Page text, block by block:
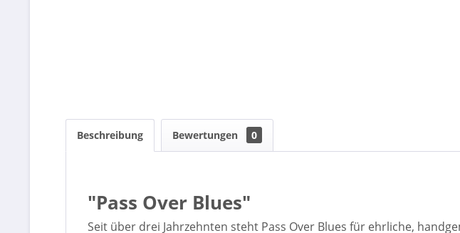
Beschreibung Bewertungen 0
"Pass Over Blues"
Seit über drei Jahrzehnten steht Pass Over Blues für ehrliche,